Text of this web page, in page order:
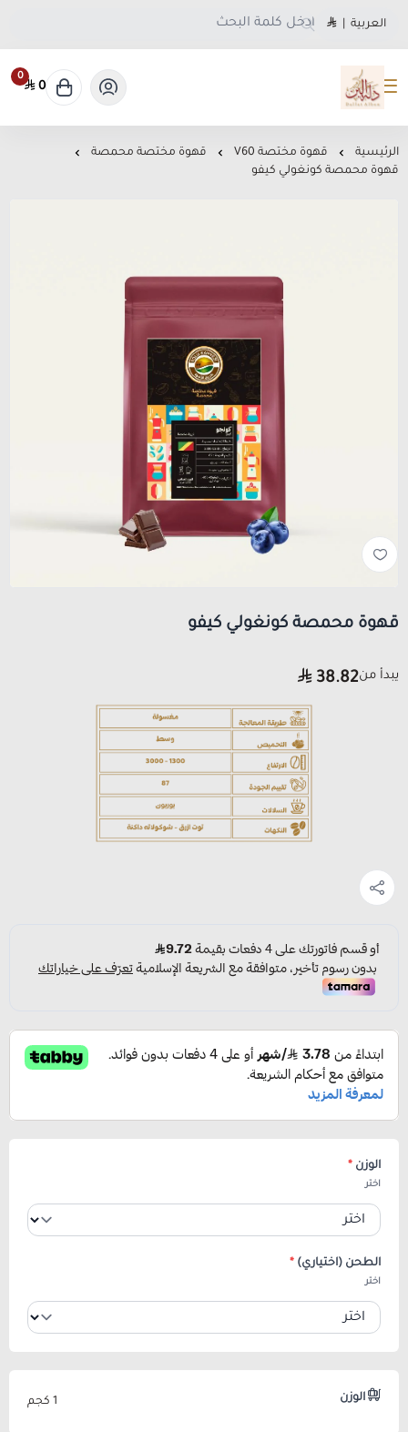
العربية
متجر دلة البن
0
0
الرئيسية قهوة مختصة V60
قهوة مختصة محمصة
قهوة محمصة كونغولي كيفو
قهوة محمصة كونغولي كيفو
يبدأ من38.82
الوزن *
اختر
الطحن (اختياري) *
اختر
الوزن 1 كجم